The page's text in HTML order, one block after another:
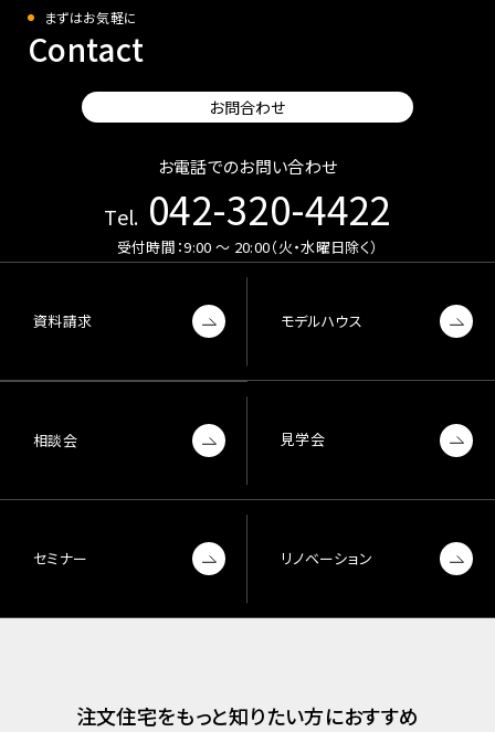
まずはお気軽に
Contact
お問合わせ
お電話でのお問い合わせ
Tel. 042-320-4422
受付時間：9:00 〜 20:00（火・水曜日除く）
資料請求 モデルハウス
相談会 見学会
セミナー リノベーション
注文住宅をもっと知りたい方におすすめ